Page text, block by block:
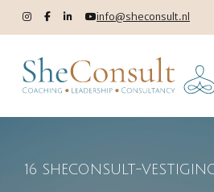
info@sheconsult.nl
16 SHECONSULT-